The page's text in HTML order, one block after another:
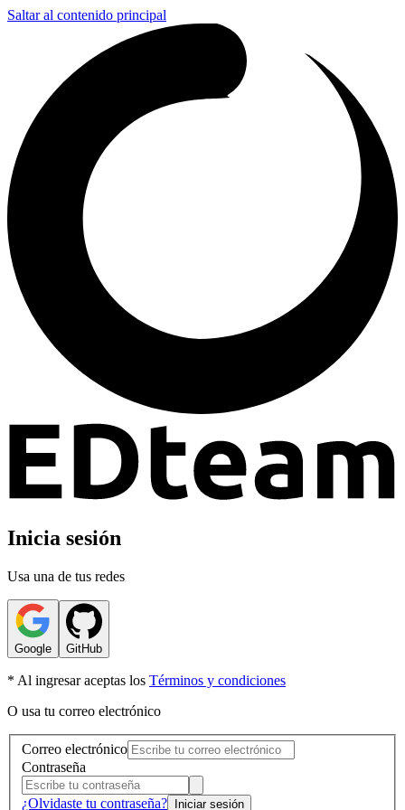
Saltar al contenido principal
Inicia sesión
Usa una de tus redes
Google GitHub
* Al ingresar aceptas los Términos y condiciones
O usa tu correo electrónico
Correo electrónico
Contraseña
¿Olvidaste tu contraseña? Iniciar sesión